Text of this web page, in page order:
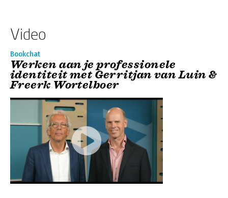
Video
Bookchat
Werken aan je professionele
identiteit met Gerritjan van Luin &
Freerk Wortelboer